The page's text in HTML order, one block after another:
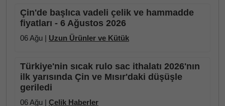
Çin'de başlıca vadeli çelik ve hammadde
fiyatları - 6 Ağustos 2026
06 Ağu | Uzun Ürünler ve Kütük
Türkiye'nin sıcak rulo sac ithalatı 2026'nın
ilk yarısında Çin ve Mısır'daki düşüşle
geriledi
06 Ağu | Çelik Haberler